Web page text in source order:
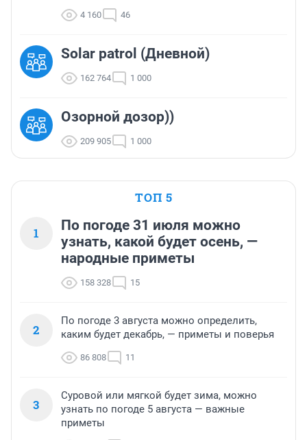
4 160 46
Solar patrol (Дневной)
162 764 1 000
Озорной дозор))
209 905 1 000
ТОП 5
1
По погоде 31 июля можно
узнать, какой будет осень, —
народные приметы
158 328 15
2
По погоде 3 августа можно определить,
каким будет декабрь, — приметы и поверья
86 808 11
3
Суровой или мягкой будет зима, можно
узнать по погоде 5 августа — важные
приметы